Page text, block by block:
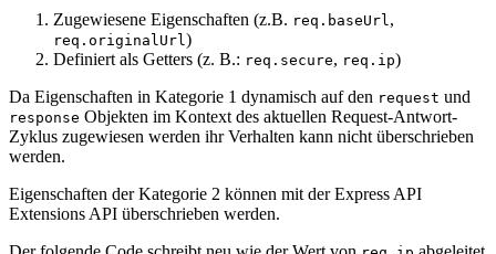
Zugewiesene Eigenschaften (z.B. req.baseUrl,
req.originalUrl)
Definiert als Getters (z. B.: req.secure, req.ip)
Da Eigenschaften in Kategorie 1 dynamisch auf den request und
response Objekten im Kontext des aktuellen Request-Antwort-
Zyklus zugewiesen werden ihr Verhalten kann nicht überschrieben
werden.
Eigenschaften der Kategorie 2 können mit der Express API
Extensions API überschrieben werden.